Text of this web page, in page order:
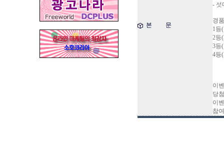
본 문
- 섯
경
1등
2등
3등
4등
이
당
이
참